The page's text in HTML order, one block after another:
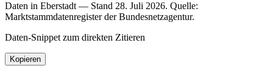
Daten in Eberstadt — Stand 28. Juli 2026. Quelle:
Marktstammdatenregister der Bundesnetzagentur.
Daten-Snippet zum direkten Zitieren
Kopieren